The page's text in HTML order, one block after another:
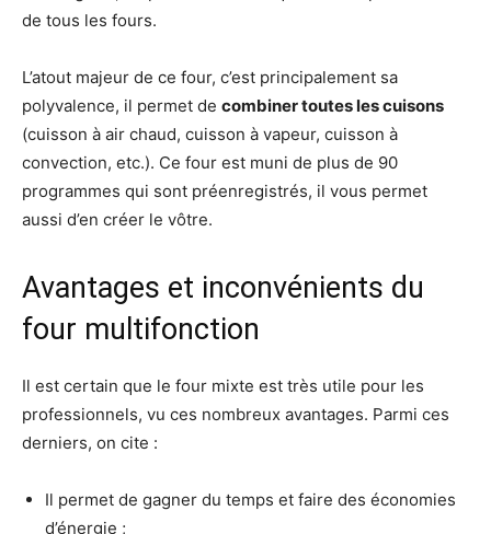
de tous les fours.
L’atout majeur de ce four, c’est principalement sa
polyvalence, il permet de combiner toutes les cuisons
(cuisson à air chaud, cuisson à vapeur, cuisson à
convection, etc.). Ce four est muni de plus de 90
programmes qui sont préenregistrés, il vous permet
aussi d’en créer le vôtre.
Avantages et inconvénients du
four multifonction
Il est certain que le four mixte est très utile pour les
professionnels, vu ces nombreux avantages. Parmi ces
derniers, on cite :
Il permet de gagner du temps et faire des économies
d’énergie ;